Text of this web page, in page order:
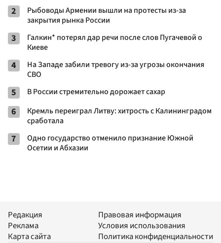
2
Рыбоводы Армении вышли на протесты из-за
закрытия рынка России
3
Галкин* потерял дар речи после слов Пугачевой о
Киеве
4
На Западе забили тревогу из-за угрозы окончания
СВО
5 В России стремительно дорожает сахар
6
Кремль переиграл Литву: хитрость с Калининградом
сработала
7
Одно государство отменило признание Южной
Осетии и Абхазии
Редакция
Реклама
Карта сайта
Правовая информация
Условия использования
Политика конфиденциальности